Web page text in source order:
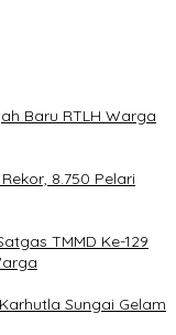
Baru RTLH Warga
8.750 Pelari
TMMD Ke-129
Sungai Gelam